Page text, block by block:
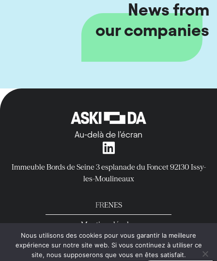
News from
our companies
Au-delà de l'écran
Immeuble Bords de Seine3 esplanade du Foncet92130 Issy-
les-Moulineaux
FRENES
Mentions légales
Politique de confidentialité
copyright © Aski-da Tous droits réservés.
Nous utilisons des cookies pour vous garantir la meilleure
expérience sur notre site web. Si vous continuez à utiliser ce
site, nous supposerons que vous en êtes satisfait.